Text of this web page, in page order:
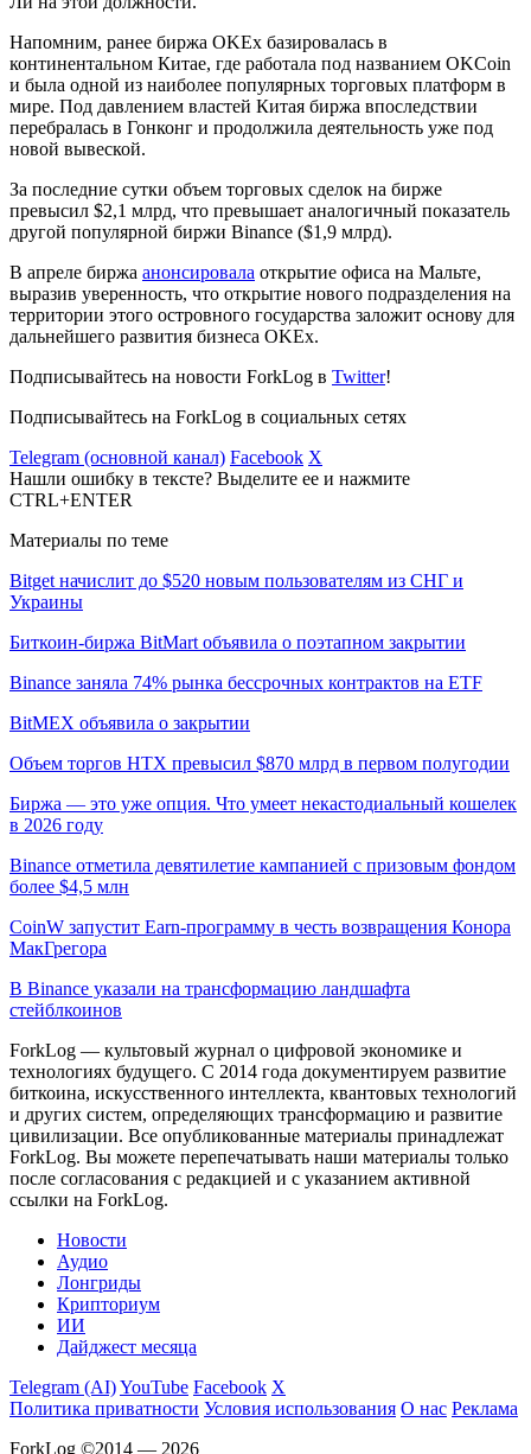
Напомним, ранее биржа OKEx базировалась в
континентальном Китае, где работала под названием OKCoin
и была одной из наиболее популярных торговых платформ в
мире. Под давлением властей Китая биржа впоследствии
перебралась в Гонконг и продолжила деятельность уже под
новой вывеской.
За последние сутки объем торговых сделок на бирже
превысил $2,1 млрд, что превышает аналогичный показатель
другой популярной биржи Binance ($1,9 млрд).
В апреле биржа анонсировала открытие офиса на Мальте,
выразив уверенность, что открытие нового подразделения на
территории этого островного государства заложит основу для
дальнейшего развития бизнеса OKEx.
Подписывайтесь на новости ForkLog в Twitter!
Подписывайтесь на ForkLog в социальных сетях
Telegram (основной канал) Facebook X
Нашли ошибку в тексте? Выделите ее и нажмите
CTRL+ENTER
Материалы по теме
Bitget начислит до $520 новым пользователям из СНГ и
Украины
Биткоин-биржа BitMart объявила о поэтапном закрытии
Binance заняла 74% рынка бессрочных контрактов на ETF
BitMEX объявила о закрытии
Объем торгов HTX превысил $870 млрд в первом полугодии
Биржа — это уже опция. Что умеет некастодиальный кошелек
в 2026 году
Binance отметила девятилетие кампанией с призовым фондом
более $4,5 млн
CoinW запустит Earn-программу в честь возвращения Конора
МакГрегора
В Binance указали на трансформацию ландшафта
стейблкоинов
ForkLog — культовый журнал о цифровой экономике и
технологиях будущего. С 2014 года документируем развитие
биткоина, искусственного интеллекта, квантовых технологий
и других систем, определяющих трансформацию и развитие
цивилизации. Все опубликованные материалы принадлежат
ForkLog. Вы можете перепечатывать наши материалы только
после согласования с редакцией и с указанием активной
ссылки на ForkLog.
Новости
Аудио
Лонгриды
Крипториум
ИИ
Дайджест месяца
Telegram (AI)YouTube Facebook X
Политика приватности Условия использования О нас Реклама
ForkLog ©2014 — 2026